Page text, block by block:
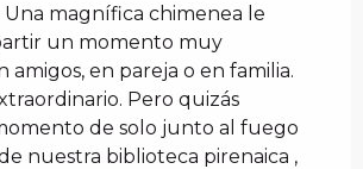
Una magnífica chimenea le
un momento muy
amigos, en pareja o en familia.
Pero quizás
de solo junto al fuego
nuestra biblioteca pirenaica ,